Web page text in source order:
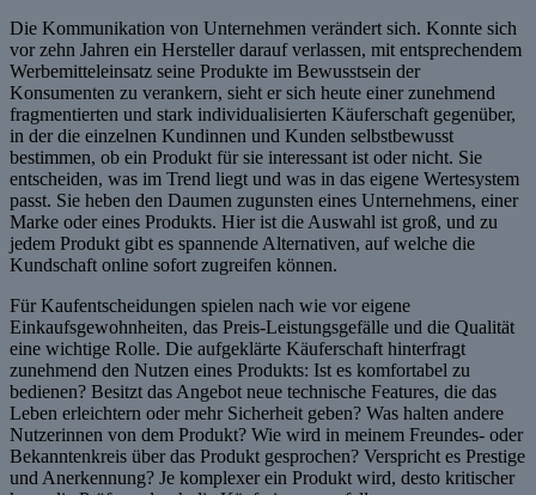
Die Kommunikation von Unternehmen verändert sich. Konnte sich
vor zehn Jahren ein Hersteller darauf verlassen, mit entsprechendem
Werbemitteleinsatz seine Produkte im Bewusstsein der
Konsumenten zu verankern, sieht er sich heute einer zunehmend
fragmentierten und stark individualisierten Käuferschaft gegenüber,
in der die einzelnen Kundinnen und Kunden selbstbewusst
bestimmen, ob ein Produkt für sie interessant ist oder nicht. Sie
entscheiden, was im Trend liegt und was in das eigene Wertesystem
passt. Sie heben den Daumen zugunsten eines Unternehmens, einer
Marke oder eines Produkts. Hier ist die Auswahl ist groß, und zu
jedem Produkt gibt es spannende Alternativen, auf welche die
Kundschaft online sofort zugreifen können.
Für Kaufentscheidungen spielen nach wie vor eigene
Einkaufsgewohnheiten, das Preis-Leistungsgefälle und die Qualität
eine wichtige Rolle. Die aufgeklärte Käuferschaft hinterfragt
zunehmend den Nutzen eines Produkts: Ist es komfortabel zu
bedienen? Besitzt das Angebot neue technische Features, die das
Leben erleichtern oder mehr Sicherheit geben? Was halten andere
Nutzerinnen von dem Produkt? Wie wird in meinem Freundes- oder
Bekanntenkreis über das Produkt gesprochen? Verspricht es Prestige
und Anerkennung? Je komplexer ein Produkt wird, desto kritischer